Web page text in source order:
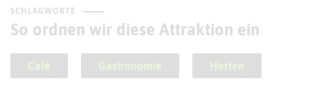
SCHLAGWORTE
So ordnen wir diese Attraktion ein
Café Gastronomie Herten